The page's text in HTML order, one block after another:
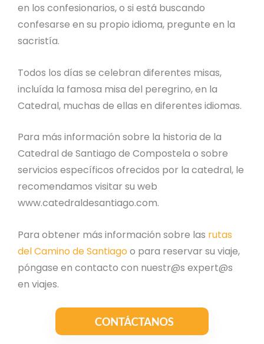
en los confesionarios, o si está buscando
confesarse en su propio idioma, pregunte en la
sacristía.
Todos los días se celebran diferentes misas,
incluída la famosa misa del peregrino, en la
Catedral, muchas de ellas en diferentes idiomas.
Para más información sobre la historia de la
Catedral de Santiago de Compostela o sobre
servicios específicos ofrecidos por la catedral, le
recomendamos visitar su web
www.catedraldesantiago.com.
Para obtener más información sobre las rutas
del Camino de Santiagoo para reservar su viaje,
póngase en contacto con nuestr@s expert@s
en viajes.